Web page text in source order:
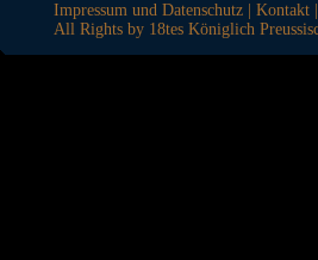
Impressum und Datenschutz Kontakt
All Rights by 18tes Königlich